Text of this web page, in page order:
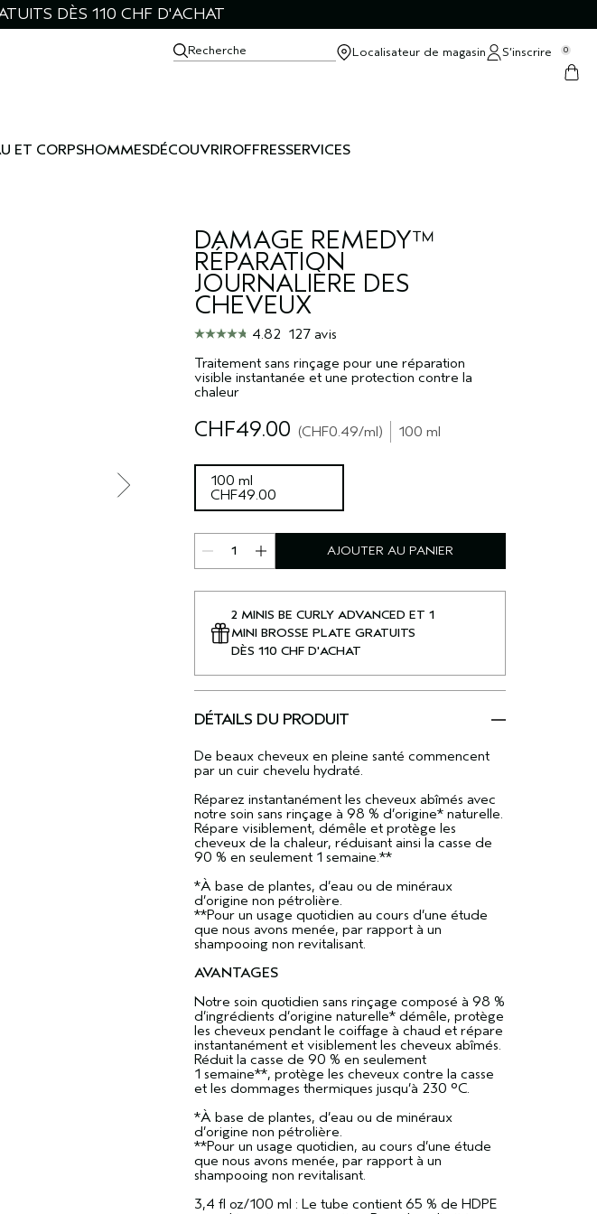
DÈS 110 CHF D'ACHAT
Recherche Localisateur de magasin S’inscrire 0
ET CORPSHOMMESDÉCOUVRIROFFRESSERVICES
DAMAGE REMEDY™
RÉPARATION
JOURNALIÈRE DES
CHEVEUX
4.82 127 avis
Traitement sans rinçage pour une réparation
visible instantanée et une protection contre la
chaleur
CHF49.00 CHF0.49/ml 100 ml
100 ml
CHF49.00
AJOUTER AU PANIER
2 MINIS BE CURLY ADVANCED ET 1
MINI BROSSE PLATE GRATUITS
DÈS 110 CHF D'ACHAT
DÉTAILS DU PRODUIT
De beaux cheveux en pleine santé commencent
par un cuir chevelu hydraté.
Réparez instantanément les cheveux abîmés avec
notre soin sans rinçage à 98 % d’origine* naturelle.
Répare visiblement, démêle et protège les
cheveux de la chaleur, réduisant ainsi la casse de
90 % en seulement 1 semaine.**
*À base de plantes, d’eau ou de minéraux
d’origine non pétrolière.
**Pour un usage quotidien au cours d’une étude
que nous avons menée, par rapport à un
shampooing non revitalisant.
AVANTAGES
Notre soin quotidien sans rinçage composé à 98 %
d’ingrédients d’origine naturelle* démêle, protège
les cheveux pendant le coiffage à chaud et répare
instantanément et visiblement les cheveux abîmés.
Réduit la casse de 90 % en seulement
1 semaine**, protège les cheveux contre la casse
et les dommages thermiques jusqu’à 230 °C.
*À base de plantes, d’eau ou de minéraux
d’origine non pétrolière.
**Pour un usage quotidien, au cours d’une étude
que nous avons menée, par rapport à un
shampooing non revitalisant.
3,4 fl oz/100 ml : Le tube contient 65 % de HDPE